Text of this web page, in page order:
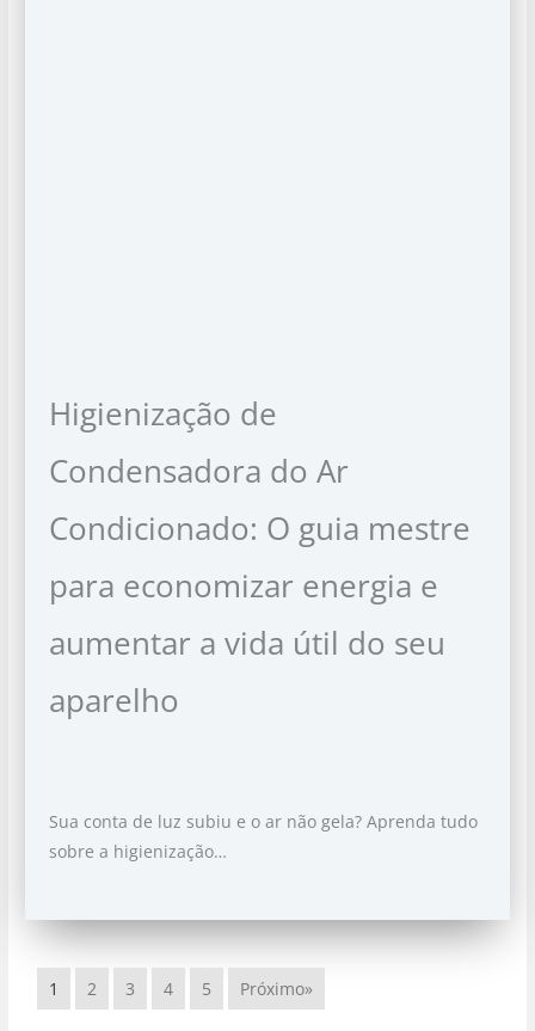
Higienização de
Condensadora do Ar
Condicionado: O guia mestre
para economizar energia e
aumentar a vida útil do seu
aparelho
Sua conta de luz subiu e o ar não gela? Aprenda tudo
sobre a higienização…
1 2 3 4 5 Próximo»